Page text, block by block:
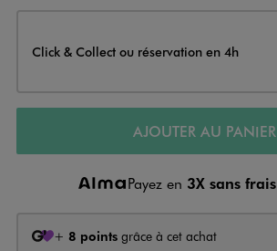
Click & Collect ou réservation en 4h
AJOUTER AU PANIER
Payez en 3X sans frais
+ 8 points grâce à cet achat